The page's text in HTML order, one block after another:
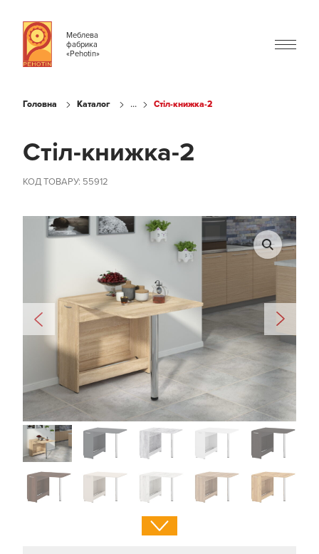
Меблева
фабрика
«Pehotin»
Головна Каталог ... Стіл-книжка-2
Стіл-книжка-2
КОД ТОВАРУ: 55912